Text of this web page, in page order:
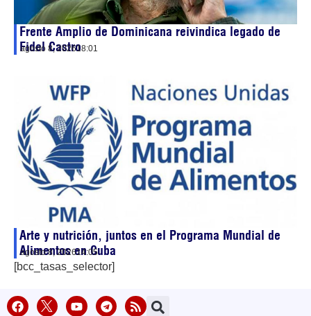
Frente Amplio de Dominicana reivindica legado de
Fidel Castro
agosto 8, 202618:01
Arte y nutrición, juntos en el Programa Mundial de
Alimentos en Cuba
agosto 8, 202614:05
[bcc_tasas_selector]